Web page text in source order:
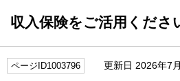
収入保険をご活用くださ
ページID1003796 更新日 2026年7